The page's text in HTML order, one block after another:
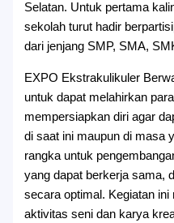
Selatan. Untuk pertama
sekolah turut hadir
dari jenjang SMP, SMA,
EXPO Ekstrakulikuler
untuk dapat melahirkan
mempersiapkan diri agar
di saat ini maupun di masa
rangka untuk
yang dapat berkerja sama,
secara optimal. Kegiatan
aktivitas seni dan karya